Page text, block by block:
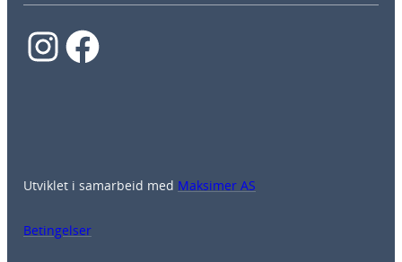
InstagramFacebook
Utviklet i samarbeid med Maksimer AS
Betingelser